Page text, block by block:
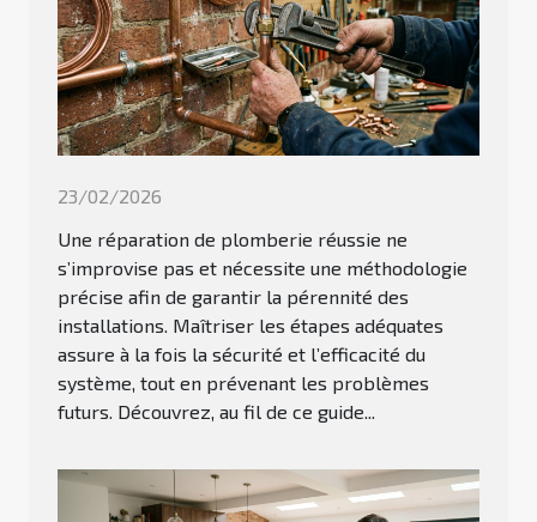
23/02/2026
Une réparation de plomberie réussie ne
s’improvise pas et nécessite une méthodologie
précise afin de garantir la pérennité des
installations. Maîtriser les étapes adéquates
assure à la fois la sécurité et l’efficacité du
système, tout en prévenant les problèmes
futurs. Découvrez, au fil de ce guide...